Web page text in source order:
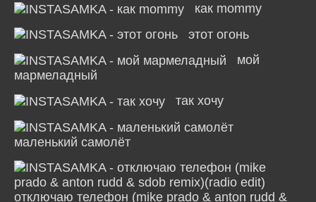
как mommy
этот огонь
мой
мармеладный
так хочу
маленький самолёт
отключаю телефон (mike prado & anton rudd &